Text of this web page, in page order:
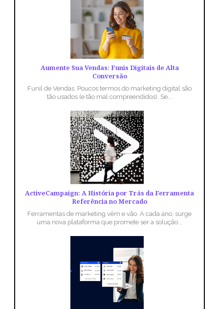
Aumente Sua Vendas: Funis Digitais de Alta
Conversão
Funil de Vendas. Poucos termos do marketing digital são
tão usados (e tão mal compreendidos). Se...
ActiveCampaign: A História por Trás da Ferramenta
Referência no Mercado
Ferramentas de marketing vêm e vão. A cada ano, surge
uma nova plataforma que promete ser a solução...